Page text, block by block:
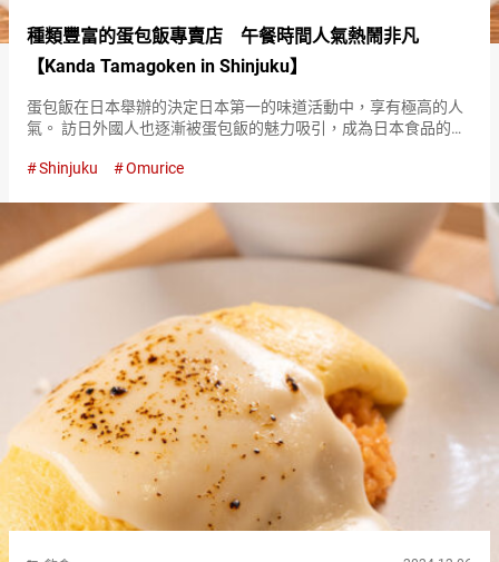
種類豐富的蛋包飯專賣店 午餐時間人氣熱鬧非凡
【Kanda Tamagoken in Shinjuku】
蛋包飯在日本舉辦的決定日本第一的味道活動中，享有極高的人
氣。 訪日外國人也逐漸被蛋包飯的魅力吸引，成為日本食品的新
Omelette Rice）』 １,２９０日元（含税） 大…
Shinjuku Omurice